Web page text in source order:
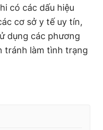
có các dấu hiệu
cơ sở y tế uy tín,
dụng các phương
tránh làm tình trạng